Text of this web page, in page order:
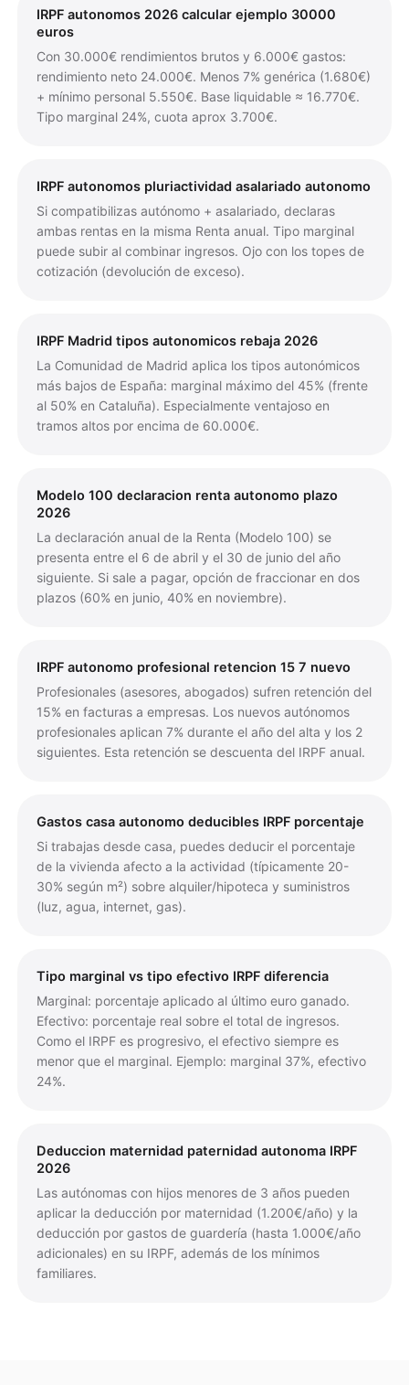
IRPF autonomos 2026 calcular ejemplo 30000
euros
Con 30.000€ rendimientos brutos y 6.000€ gastos:
rendimiento neto 24.000€. Menos 7% genérica (1.680€)
+ mínimo personal 5.550€. Base liquidable ≈ 16.770€.
Tipo marginal 24%, cuota aprox 3.700€.
IRPF autonomos pluriactividad asalariado autonomo
Si compatibilizas autónomo + asalariado, declaras
ambas rentas en la misma Renta anual. Tipo marginal
puede subir al combinar ingresos. Ojo con los topes de
cotización (devolución de exceso).
IRPF Madrid tipos autonomicos rebaja 2026
La Comunidad de Madrid aplica los tipos autonómicos
más bajos de España: marginal máximo del 45% (frente
al 50% en Cataluña). Especialmente ventajoso en
tramos altos por encima de 60.000€.
Modelo 100 declaracion renta autonomo plazo
2026
La declaración anual de la Renta (Modelo 100) se
presenta entre el 6 de abril y el 30 de junio del año
siguiente. Si sale a pagar, opción de fraccionar en dos
plazos (60% en junio, 40% en noviembre).
IRPF autonomo profesional retencion 15 7 nuevo
Profesionales (asesores, abogados) sufren retención del
15% en facturas a empresas. Los nuevos autónomos
profesionales aplican 7% durante el año del alta y los 2
siguientes. Esta retención se descuenta del IRPF anual.
Gastos casa autonomo deducibles IRPF porcentaje
Si trabajas desde casa, puedes deducir el porcentaje
de la vivienda afecto a la actividad (típicamente 20-
30% según m²) sobre alquiler/hipoteca y suministros
(luz, agua, internet, gas).
Tipo marginal vs tipo efectivo IRPF diferencia
Marginal: porcentaje aplicado al último euro ganado.
Efectivo: porcentaje real sobre el total de ingresos.
Como el IRPF es progresivo, el efectivo siempre es
menor que el marginal. Ejemplo: marginal 37%, efectivo
24%.
Deduccion maternidad paternidad autonoma IRPF
2026
Las autónomas con hijos menores de 3 años pueden
aplicar la deducción por maternidad (1.200€/año) y la
deducción por gastos de guardería (hasta 1.000€/año
adicionales) en su IRPF, además de los mínimos
familiares.